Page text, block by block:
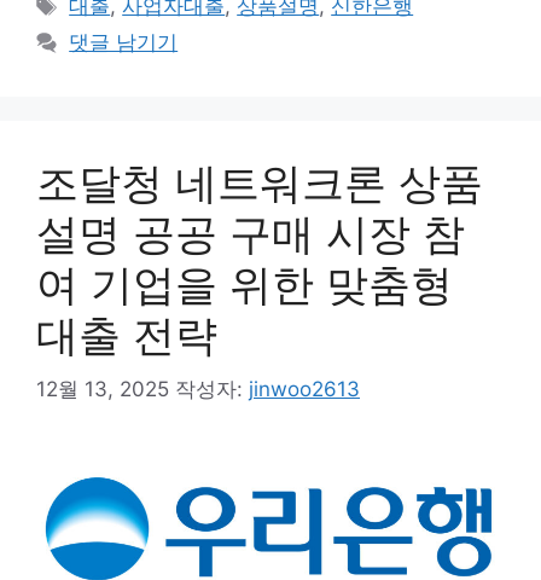
리
그
대출,사업자대출, 상품설명, 신한은행
댓글 남기기
조달청 네트워크론 상품
설명 공공 구매 시장 참
여 기업을 위한 맞춤형
대출 전략
12월 13, 2025 작성자: jinwoo2613